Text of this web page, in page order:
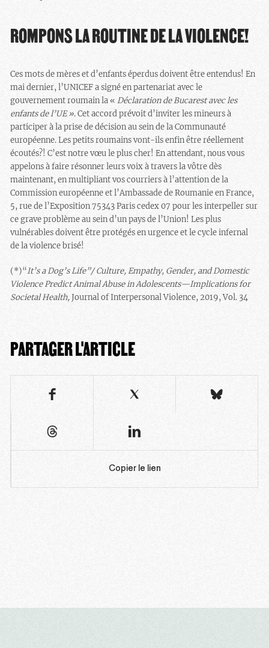
ROMPONS LA ROUTINE DE LA VIOLENCE!
Ces mots de mères et d’enfants éperdus doivent être entendus! En
mai dernier, l’UNICEF a signé en partenariat avec le
gouvernement roumain la «Déclaration de Bucarest avec les
enfants de l’UE ». Cet accord prévoit d’inviter les mineurs à
participer à la prise de décision au sein de la Communauté
européenne. Les petits roumains vont-ils enfin être réellement
écoutés?! C’est notre vœu le plus cher! En attendant, nous vous
appelons à faire résonner leurs voix à travers la vôtre dès
maintenant, en multipliant vos courriers à l’attention de la
Commission européenne et l’Ambassade de Roumanie en France,
5, rue de l’Exposition 75343 Paris cedex 07 pour les interpeller sur
ce grave problème au sein d’un pays de l’Union! Les plus
vulnérables doivent être protégés en urgence et le cycle infernal
de la violence brisé!
(*)“It’s a Dog’s Life”/ Culture, Empathy, Gender, and Domestic
Violence Predict Animal Abuse in Adolescents—Implications for
Societal Health,Journal of Interpersonal Violence, 2019, Vol. 34
PARTAGER L'ARTICLE
Copier le lien